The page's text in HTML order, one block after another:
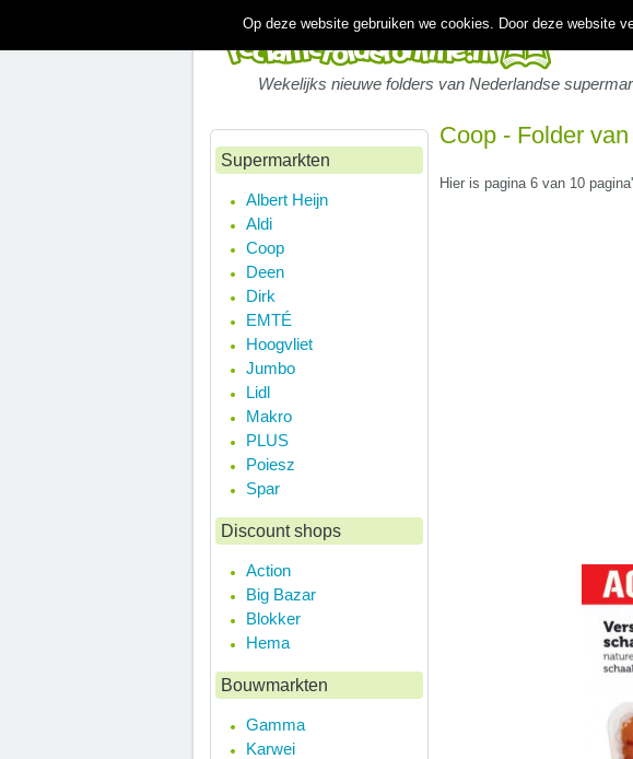
Wekelijks nieuwe folders van Nederlandse
Coop - Folder
Hier is pagina 6 van 10
Supermarkten
Albert Heijn
Aldi
Coop
Deen
Dirk
EMTÉ
Hoogvliet
Jumbo
Lidl
Makro
PLUS
Poiesz
Spar
Discount shops
Action
Big Bazar
Blokker
Hema
Bouwmarkten
Gamma
Karwei
Op deze website gebruiken we cookies. Door deze website